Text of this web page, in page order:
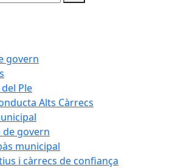
govern
Ple
Alts Càrrecs
de govern
municipal
i càrrecs de confiança